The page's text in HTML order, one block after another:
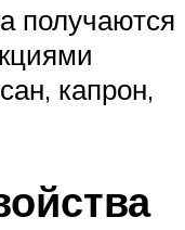
получаются
капрон,